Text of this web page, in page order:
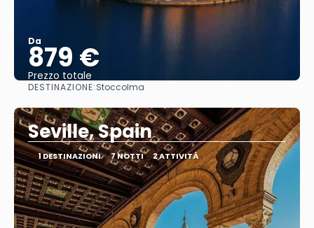
Da
879 €
Prezzo totale
Vedere
DESTINAZIONE:Stoccolma
Seville, Spain
1 DESTINAZIONI 7 NOTTI 2 ATTIVITÀ